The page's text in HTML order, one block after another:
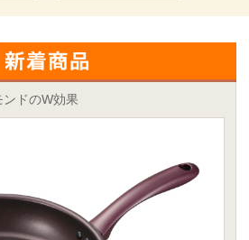
ドのW効果